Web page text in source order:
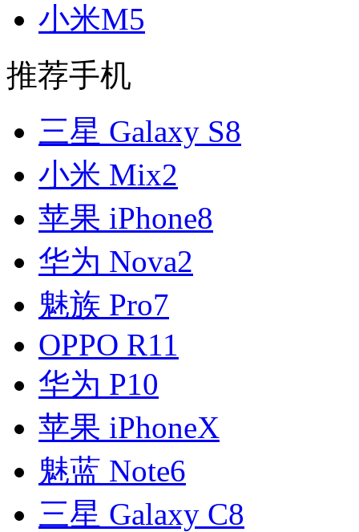
小米M5
推荐手机
三星 Galaxy S8
小米 Mix2
苹果 iPhone8
华为 Nova2
魅族 Pro7
OPPO R11
华为 P10
苹果 iPhoneX
魅蓝 Note6
三星 Galaxy C8